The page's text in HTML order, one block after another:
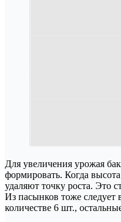
Для увеличения урожая
формировать. Когда
удаляют точку роста. Это
Из пасынков тоже следует
количестве 6 шт.,